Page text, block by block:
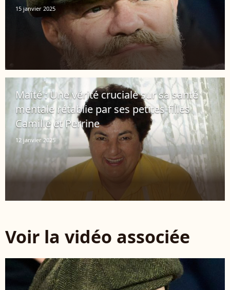
15 janvier 2025
Maïté : Une vérité cruciale sur sa santé
mentale rétablie par ses petites-filles
Camille et Perrine
12 janvier 2025
Voir la vidéo associée